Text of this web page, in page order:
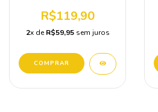
VAPOR
R$119,90
2x deR$59,95sem juros